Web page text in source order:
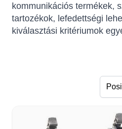
kommunikációs termékek,
tartozékok, lefedettségi
kiválasztási kritériumok